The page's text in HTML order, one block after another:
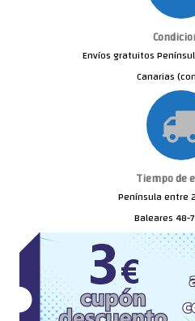
Envíos gratuitos
Canarias
Tiempo de
Península entre
Baleares 48-